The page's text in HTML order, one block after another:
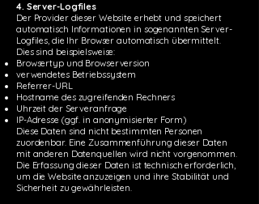
4. Server-Logfiles
Der Provider dieser Website erhebt und speichert
automatisch Informationen in sogenannten Server-
Logfiles, die Ihr Browser automatisch übermittelt.
Dies sind beispielsweise:
Browsertyp und Browserversion
verwendetes Betriebssystem
Referrer-URL
Hostname des zugreifenden Rechners
Uhrzeit der Serveranfrage
IP-Adresse (ggf. in anonymisierter Form)
Diese Daten sind nicht bestimmten Personen
zuordenbar. Eine Zusammenführung dieser Daten
mit anderen Datenquellen wird nicht vorgenommen.
Die Erfassung dieser Daten ist technisch erforderlich,
um die Website anzuzeigen und ihre Stabilität und
Sicherheit zu gewährleisten.